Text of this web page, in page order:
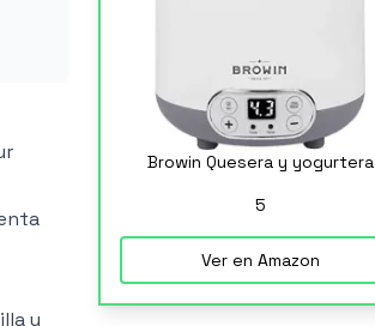
y
Browin Quesera y yogurtera
5
Ver en Amazon